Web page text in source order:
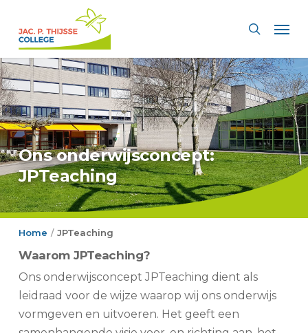
main
content
search
Ons onderwijsconcept:
JPTeaching
Home / JPTeaching
Waarom JPTeaching?
Ons onderwijsconcept JPTeaching dient als
leidraad voor de wijze waarop wij ons onderwijs
vormgeven en uitvoeren. Het geeft een